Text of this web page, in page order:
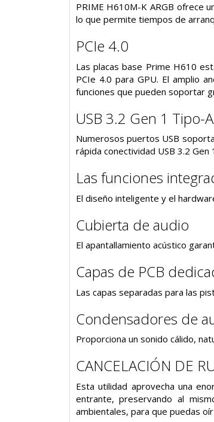
PRIME H610M-K ARGB ofrece
lo que permite tiempos de
PCIe 4.0
Las placas base Prime H610
PCIe 4.0 para GPU. El amplio
funciones que pueden soportar
USB 3.2 Gen 1 Tipo-A
Numerosos puertos USB
rápida conectividad USB 3.2
Las funciones
El diseño inteligente y el
Cubierta de audio
El apantallamiento acústico
Capas de PCB
Las capas separadas para las
Condensadores de
Proporciona un sonido cálido,
CANCELACIÓN DE
Esta utilidad aprovecha una
entrante, preservando al
ambientales, para que puedas